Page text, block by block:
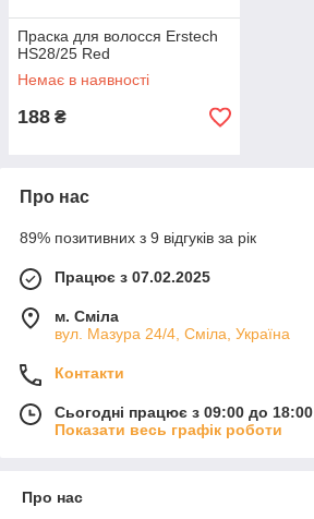
Праска для волосся Erstech
HS28/25 Red
Немає в наявності
188 ₴
Про нас
89% позитивних з 9 відгуків за рік
Працює з 07.02.2025
м. Сміла
вул. Мазура 24/4, Сміла, Україна
Контакти
Сьогодні працює з 09:00 до 18:00
Показати весь графік роботи
Про нас